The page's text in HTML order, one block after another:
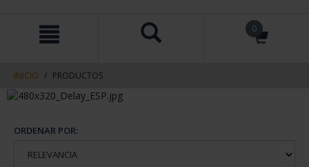
contenido
navegacin
0
INICIO PRODUCTOS
ORDENAR POR: